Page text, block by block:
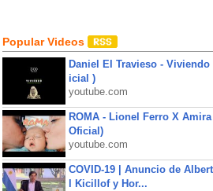
Popular Videos
Daniel El Travieso -
icial )
youtube.com
ROMA - Lionel Ferro X
Oficial)
youtube.com
COVID-19 | Anuncio de
l Kicillof y Hor...